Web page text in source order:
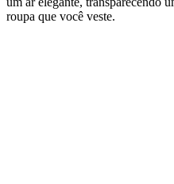
roupa que você veste.